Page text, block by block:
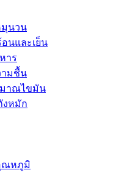
มุนวน
นและเย็น
าร
มชื้น
มาณไขมัน
งหมัก
ณหภูมิ